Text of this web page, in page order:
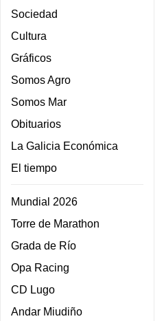
Sociedad
Cultura
Gráficos
Somos Agro
Somos Mar
Obituarios
La Galicia Económica
El tiempo
Mundial 2026
Torre de Marathon
Grada de Río
Opa Racing
CD Lugo
Andar Miudiño